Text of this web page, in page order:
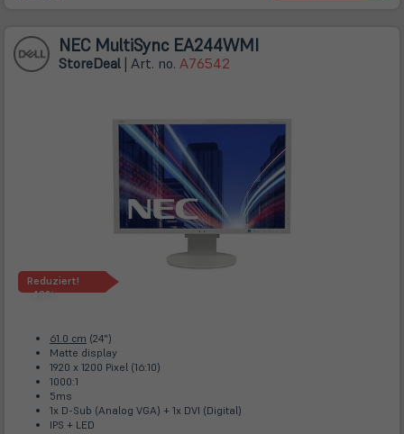
NEC MultiSync EA244WMI
StoreDeal | Art. no. A76542
Reduziert!
-40%
61.0 cm (24")
Matte display
1920 x 1200 Pixel (16:10)
1000:1
5ms
1x D-Sub (Analog VGA) + 1x DVI (Digital)
IPS + LED